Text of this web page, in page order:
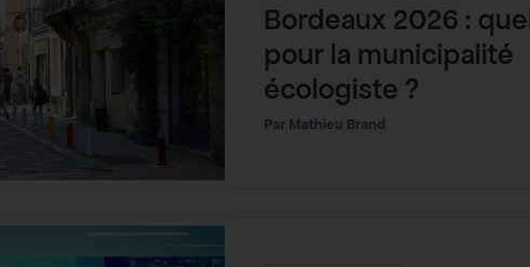
Bordeaux 2026 :
pour la municipalité
écologiste ?
Mathieu Brand